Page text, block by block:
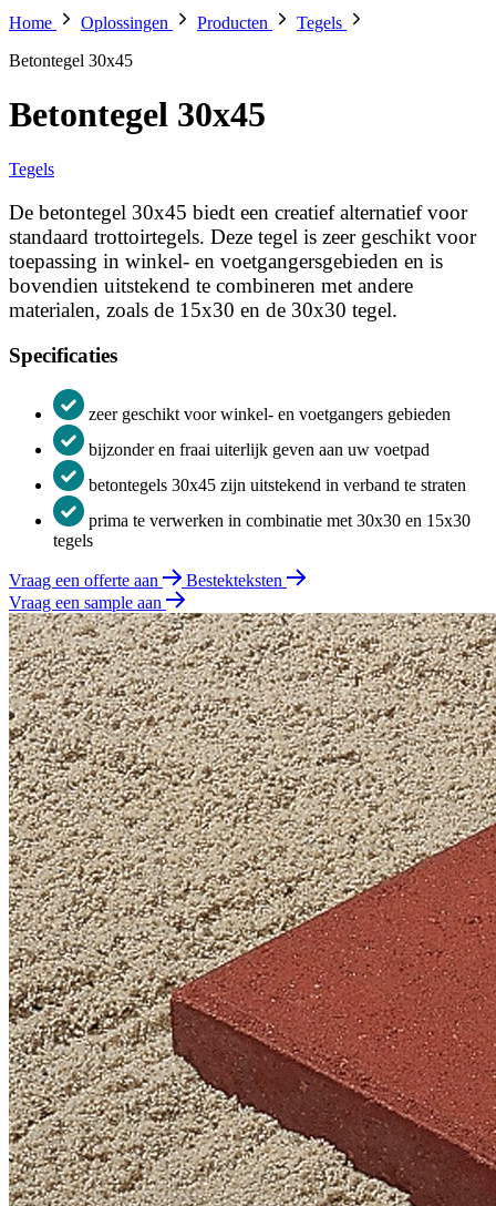
Home Oplossingen Producten
Tegels
Betontegel 30x45
Betontegel 30x45
Tegels
De betontegel 30x45 biedt een creatief alternatief voor
standaard trottoirtegels. Deze tegel is zeer geschikt voor
toepassing in winkel- en voetgangersgebieden en is
bovendien uitstekend te combineren met andere
materialen, zoals de 15x30 en de 30x30 tegel.
Specificaties
zeer geschikt voor winkel- en voetgangers gebieden
bijzonder en fraai uiterlijk geven aan uw voetpad
betontegels 30x45 zijn uitstekend in verband te straten
prima te verwerken in combinatie met 30x30 en 15x30
tegels
Vraag een offerte aan
Bestekteksten
Vraag een sample aan